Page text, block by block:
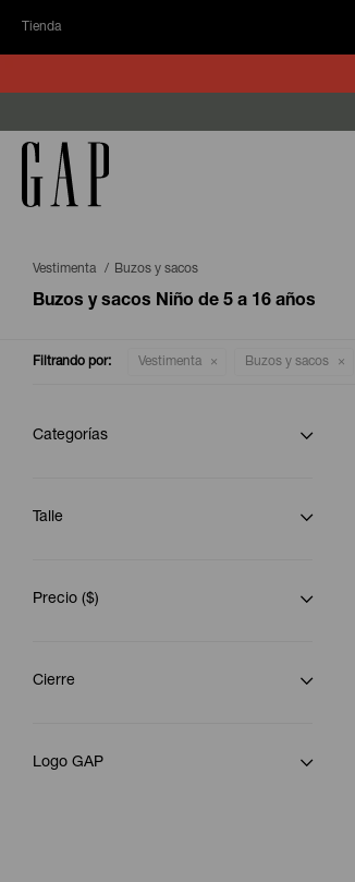
Tienda
Vestimenta Buzos y sacos
Buzos y sacos Niño de 5 a 16 años
Filtrando por: Vestimenta Buzos y sacos
Categorías
Talle
Precio ($)
Cierre
Logo GAP